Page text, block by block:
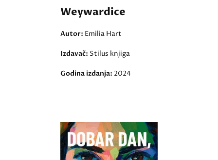
Weywardice
Autor: Emilia Hart
Izdavač: Stilus knjiga
Godina izdanja: 2024